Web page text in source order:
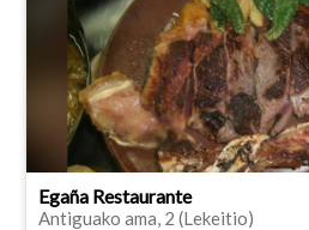
Egaña Restaurante
Antiguako ama, 2 (Lekeitio)